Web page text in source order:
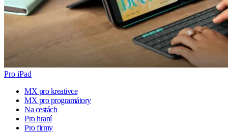
Pro iPad
MX pro kreativce
MX pro programátory
Na cestách
Pro hraní
Pro firmy